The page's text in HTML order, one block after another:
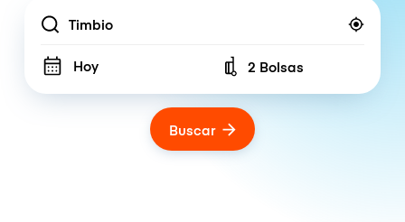
Location
Hoy Number of bags
2 Bolsas
Buscar